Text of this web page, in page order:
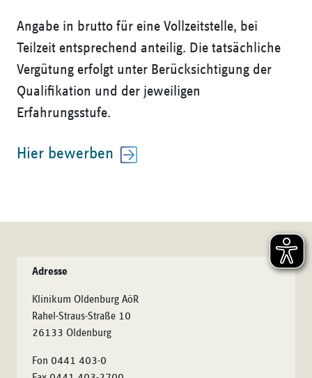
Angabe in brutto für eine Vollzeitstelle, bei
Teilzeit entsprechend anteilig. Die tatsächliche
Vergütung erfolgt unter Berücksichtigung der
Qualifikation und der jeweiligen
Erfahrungsstufe.
Hier bewerben
Adresse
Klinikum Oldenburg AöR
Rahel-Straus-Straße 10
26133 Oldenburg
Fon 0441 403-0